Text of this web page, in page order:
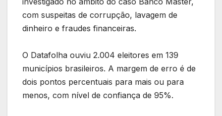
com suspeitas de corrupção, lavagem de
dinheiro e fraudes financeiras.
O Datafolha ouviu 2.004 eleitores em 139
municípios brasileiros. A margem de erro é de
dois pontos percentuais para mais ou para
menos, com nível de confiança de 95%.